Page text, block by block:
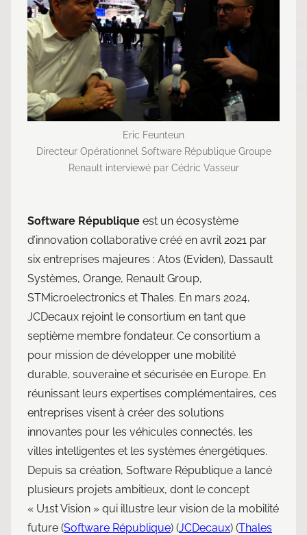
Eric Feunteun
Directeur Opérationnel Software République Groupe
Renault interviewé par Cédric Vasseur
Software République est un écosystème
d’innovation collaborative créé en avril 2021 par
six entreprises majeures : Atos (Eviden), Dassault
Systèmes, Orange, Renault Group,
STMicroelectronics et Thales. En mars 2024,
JCDecaux rejoint le consortium en tant que
septième membre fondateur. Ce consortium a
pour mission de développer une mobilité
durable, souveraine et sécurisée en Europe. En
réunissant leurs expertises complémentaires, ces
entreprises visent à créer des solutions
innovantes pour les véhicules connectés, les
villes intelligentes et les systèmes énergétiques.
Depuis sa création, Software République a lancé
plusieurs projets ambitieux, dont le concept
« U1st Vision » qui illustre leur vision de la mobilité
future​ (Software République)​​ (JCDecaux)​​ (Thales